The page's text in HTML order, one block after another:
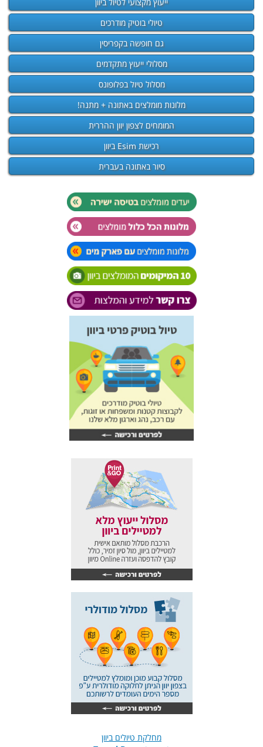
טיולי בוטיק מודרכים
גם חופשה בקפריסין
מסלולי ייעוץ מתקדמים
מסלול טיול בפלופונס
מלונות מומלצים באתונה + מתנה!
המומחים לצפון יוון ההררית
רכישת Esim ביוון
סיור באתונה בעברית
מחלקת טיולים ביוון